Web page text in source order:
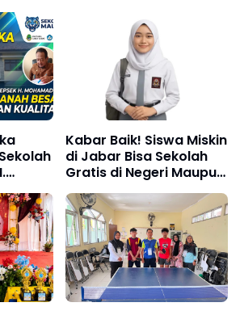
Kabar Baik! Siswa Miskin
di Jabar Bisa Sekolah
Gratis di Negeri Maupun
Swasta pada SPMB
2026